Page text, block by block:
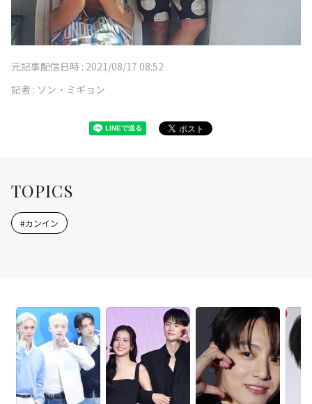
元記事配信日時 : 2021/08/17 08:52
記者 : ソン・ミギョン
TOPICS
#カンイン